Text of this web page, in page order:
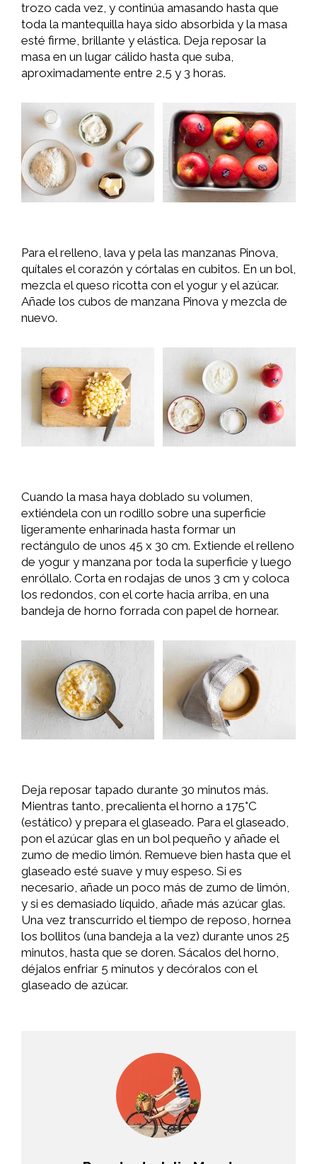
trozo cada vez, y continúa amasando hasta que
toda la mantequilla haya sido absorbida y la masa
esté firme, brillante y elástica. Deja reposar la
masa en un lugar cálido hasta que suba,
aproximadamente entre 2,5 y 3 horas.
Para el relleno, lava y pela las manzanas Pinova,
quítales el corazón y córtalas en cubitos. En un bol,
mezcla el queso ricotta con el yogur y el azúcar.
Añade los cubos de manzana Pinova y mezcla de
nuevo.
Cuando la masa haya doblado su volumen,
extiéndela con un rodillo sobre una superficie
ligeramente enharinada hasta formar un
rectángulo de unos 45 x 30 cm. Extiende el relleno
de yogur y manzana por toda la superficie y luego
enróllalo. Corta en rodajas de unos 3 cm y coloca
los redondos, con el corte hacia arriba, en una
bandeja de horno forrada con papel de hornear.
Deja reposar tapado durante 30 minutos más.
Mientras tanto, precalienta el horno a 175°C
(estático) y prepara el glaseado. Para el glaseado,
pon el azúcar glas en un bol pequeño y añade el
zumo de medio limón. Remueve bien hasta que el
glaseado esté suave y muy espeso. Si es
necesario, añade un poco más de zumo de limón,
y si es demasiado líquido, añade más azúcar glas.
Una vez transcurrido el tiempo de reposo, hornea
los bollitos (una bandeja a la vez) durante unos 25
minutos, hasta que se doren. Sácalos del horno,
déjalos enfriar 5 minutos y decóralos con el
glaseado de azúcar.